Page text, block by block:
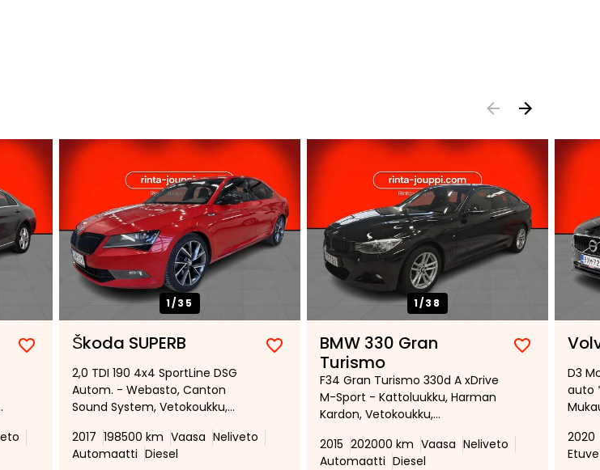
Lisää
suosikiksi
Poista
suosikeista
1/35
Škoda SUPERB
Lisää
suosikiksi
Poista
suosikeista
2,0 TDI 190 4x4 SportLine DSG
Autom. - Webasto, Canton
Sound System, Vetokoukku,
vakionopeudensäädin,
2017 198500 km Vaasa Neliveto
Automaatti Diesel
1/38
BMW 330 Gran
Turismo
Lisää
suosikiksi
Poista
F34 Gran Turismo 330d A xDrive
M-Sport - Kattoluukku, Harman
Kardon, Vetokoukku,
2015 202000 km Vaasa Neliveto
Automaatti Diesel
D3
auto
2020